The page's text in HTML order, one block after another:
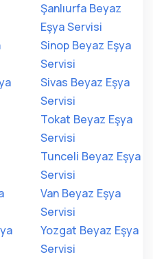
Şanlıurfa Beyaz
Eşya Servisi
Sinop Beyaz Eşya
Servisi
Sivas Beyaz Eşya
Servisi
Tokat Beyaz Eşya
Servisi
Tunceli Beyaz Eşya
Servisi
Van Beyaz Eşya
Servisi
Yozgat Beyaz Eşya
Servisi